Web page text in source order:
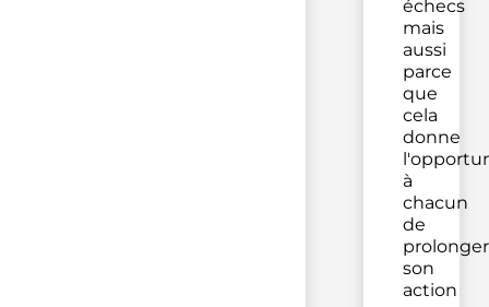
échecs
mais
aussi
parce
que
cela
donne
à
chacun
de
prolonger
son
action